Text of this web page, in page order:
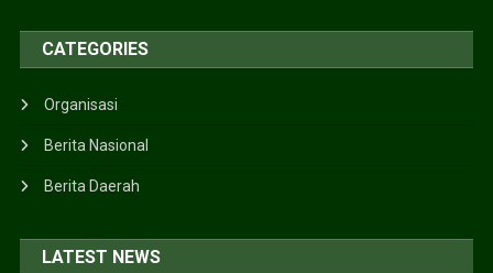
CATEGORIES
Organisasi
Berita Nasional
Berita Daerah
LATEST NEWS